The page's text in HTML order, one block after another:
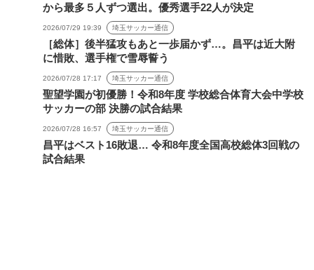
から最多５人ずつ選出。優秀選手22人が決定
2026/07/29 19:39 埼玉サッカー通信
［総体］後半猛攻もあと一歩届かず…。昌平は近大附
に惜敗、選手権で雪辱誓う
2026/07/28 17:17 埼玉サッカー通信
聖望学園が初優勝！令和8年度 学校総合体育大会中学校
サッカーの部 決勝の試合結果
2026/07/28 16:57 埼玉サッカー通信
昌平はベスト16敗退… 令和8年度全国高校総体3回戦の
試合結果